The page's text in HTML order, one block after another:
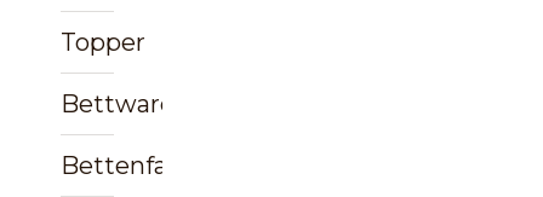
Topper
Bettwaren
Bettenfachgeschäft